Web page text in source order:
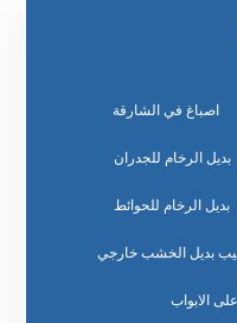
اصباغ في الشارقة
بديل الرخام للجدران
بديل الرخام للحوائط
بديل الخشب خارجي
الابواب